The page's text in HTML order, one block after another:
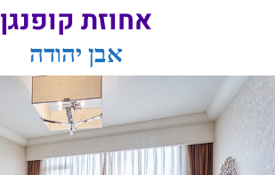
אחוזת קופנגן
אבן יהודה